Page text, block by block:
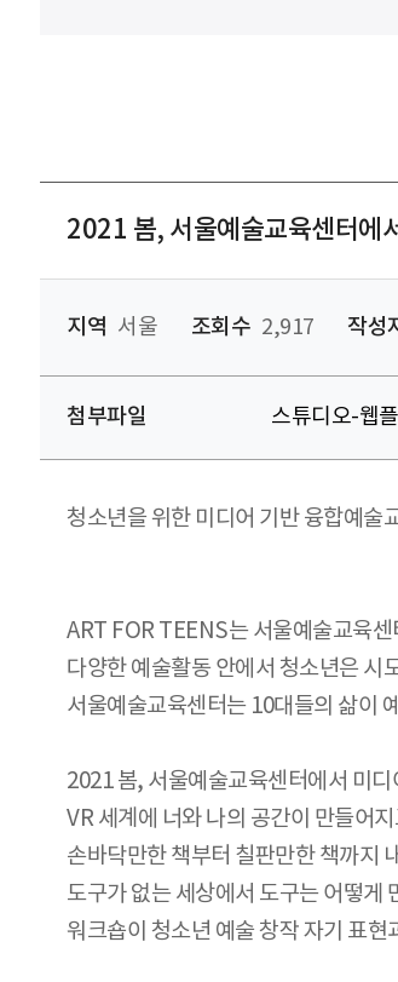
2021 봄, 서울예술교육센터에
지역 서울 조회수 2,917 작성
첨부파일 스튜디오-웹
청소년을 위한 미디어 기반 융합예술
ART FOR TEENS는 서울예술교육
다양한 예술활동 안에서 청소년은 시
서울예술교육센터는 10대들의 삶이
2021 봄, 서울예술교육센터에서 미
VR 세계에 너와 나의 공간이 만들어
손바닥만한 책부터 칠판만한 책까
도구가 없는 세상에서 도구는 어떻게
워크숍이 청소년 예술 창작 자기 표현